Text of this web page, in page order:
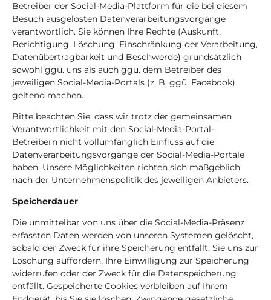
Betreiber der Social-Media-Plattform für die bei diesem
Besuch ausgelösten Datenverarbeitungsvorgänge
verantwortlich. Sie können Ihre Rechte (Auskunft,
Berichtigung, Löschung, Einschränkung der Verarbeitung,
Datenübertragbarkeit und Beschwerde) grundsätzlich
sowohl ggü. uns als auch ggü. dem Betreiber des
jeweiligen Social-Media-Portals (z. B. ggü. Facebook)
geltend machen.
Bitte beachten Sie, dass wir trotz der gemeinsamen
Verantwortlichkeit mit den Social-Media-Portal-
Betreibern nicht vollumfänglich Einfluss auf die
Datenverarbeitungsvorgänge der Social-Media-Portale
haben. Unsere Möglichkeiten richten sich maßgeblich
nach der Unternehmenspolitik des jeweiligen Anbieters.
Speicherdauer
Die unmittelbar von uns über die Social-Media-Präsenz
erfassten Daten werden von unseren Systemen gelöscht,
sobald der Zweck für ihre Speicherung entfällt, Sie uns zur
Löschung auffordern, Ihre Einwilligung zur Speicherung
widerrufen oder der Zweck für die Datenspeicherung
entfällt. Gespeicherte Cookies verbleiben auf Ihrem